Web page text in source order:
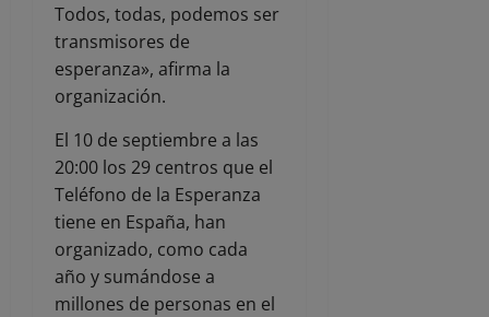
Todos, todas, podemos ser
transmisores de
esperanza», afirma la
organización.
El 10 de septiembre a las
20:00 los 29 centros que el
Teléfono de la Esperanza
tiene en España, han
organizado, como cada
año y sumándose a
millones de personas en el